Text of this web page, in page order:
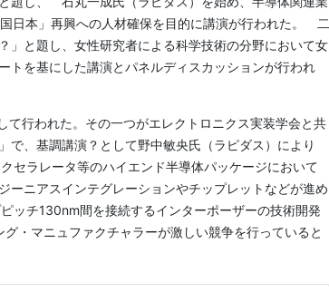
日本」再興への人材確保を目的に講演が行われた。 二
」と題し、女性研究者による科学技術の分野において女
トを基にした講演とパネルディスカッションが行われ
行われた。その一つがエレクトロニクス実装学会と共
、基調講演？として野中敏央氏（ラピダス）により
セラレータ等のハイエンド半導体パッケージにおいて
ーニアスインテグレーションやチップレットなどが進め
ッチ130nm間を接続するインターポーザーの技術開発
・マニュファクチャラーが激しい競争を行っていると